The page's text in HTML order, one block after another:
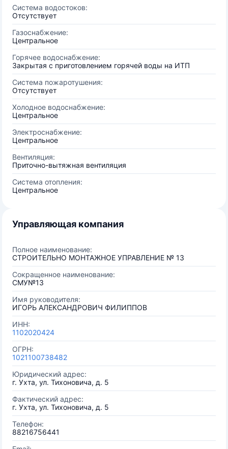
Система водостоков:
Отсутствует
Газоснабжение:
Центральное
Горячее водоснабжение:
Закрытая с приготовлением горячей воды на ИТП
Система пожаротушения:
Отсутствует
Холодное водоснабжение:
Центральное
Электроснабжение:
Центральное
Вентиляция:
Приточно-вытяжная вентиляция
Система отопления:
Центральное
Управляющая компания
Полное наименование:
СТРОИТЕЛЬНО МОНТАЖНОЕ УПРАВЛЕНИЕ № 13
Сокращенное наименование:
СМУ№13
Имя руководителя:
ИГОРЬ АЛЕКСАНДРОВИЧ ФИЛИППОВ
ИНН:
1102020424
ОГРН:
1021100738482
Юридический адрес:
г. Ухта, ул. Тихоновича, д. 5
Фактический адрес:
г. Ухта, ул. Тихоновича, д. 5
Телефон:
88216756441